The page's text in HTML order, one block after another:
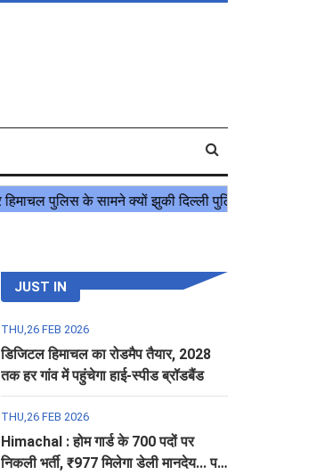
JUST IN
THU,26 FEB 2026
डिजिटल हिमाचल का रोडमैप तैयार, 2028
तक हर गांव में पहुंचेगा हाई-स्पीड ब्रॉडबैंड
THU,26 FEB 2026
Himachal : होम गार्ड के 700 पदों पर
निकली भर्ती, ₹977 मिलेगा डेली मानदेय... पढ़ें